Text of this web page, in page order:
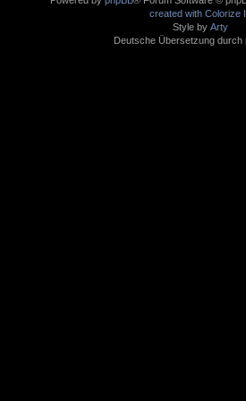
created with Colorize
Style by Arty
Deutsche Übersetzung durch